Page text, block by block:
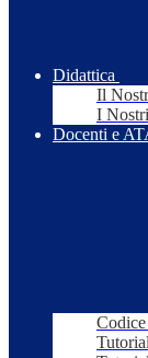
Didattica
Il
I
Docenti e